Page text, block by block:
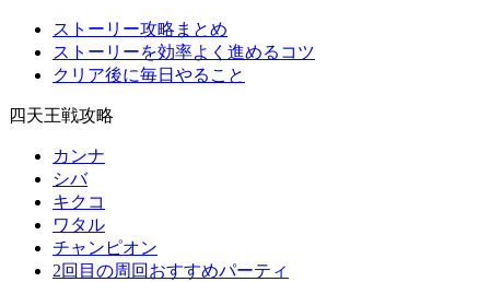
ストーリー攻略まとめ
ストーリーを効率よく進めるコツ
クリア後に毎日やること
四天王戦攻略
カンナ
シバ
キクコ
ワタル
チャンピオン
2回目の周回おすすめパーティ